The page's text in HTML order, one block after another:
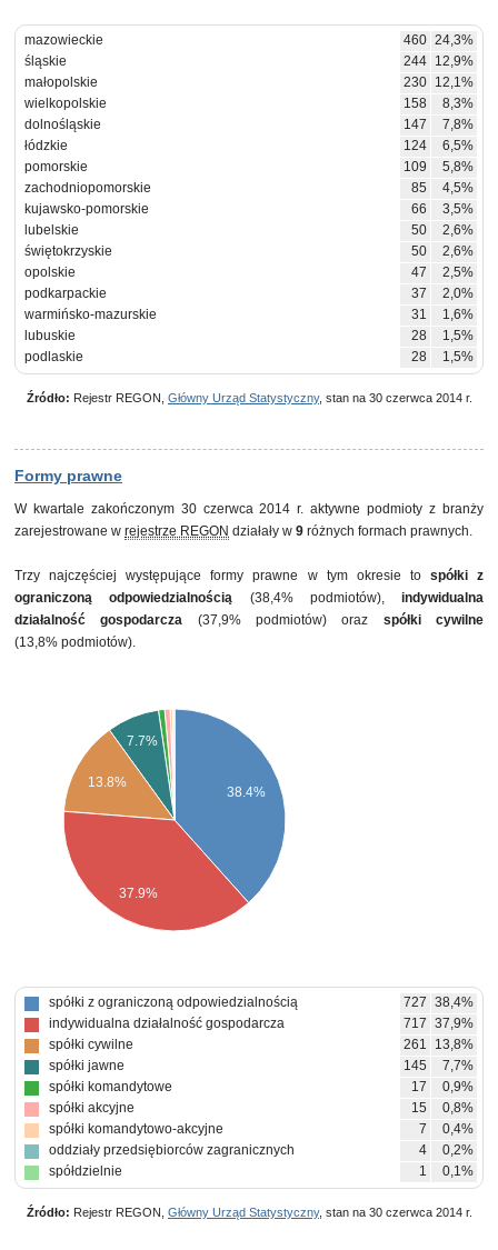
mazowieckie 460 24,3%
śląskie
244 12,9%
małopolskie
230 12,1%
wielkopolskie
158
8,3%
dolnośląskie
147
7,8%
łódzkie
124
6,5%
pomorskie
109
5,8%
zachodniopomorskie
85
4,5%
kujawsko-pomorskie
66
3,5%
lubelskie
50
2,6%
świętokrzyskie
50
2,6%
opolskie
47
2,5%
podkarpackie
37
2,0%
warmińsko-mazurskie
31
1,6%
lubuskie
28
1,5%
podlaskie
28 1,5%
Źródło: Rejestr REGON, Główny Urząd Statystyczny, stan na 30 czerwca 2014 r.
Formy prawne
W kwartale zakończonym 30 czerwca 2014 r. aktywne podmioty z branży
zarejestrowane w rejestrze REGON działały w 9 różnych formach prawnych.
Trzy najczęściej występujące formy prawne w tym okresie to spółki z
ograniczoną odpowiedzialnością (38,4% podmiotów), indywidualna
działalność gospodarcza (37,9% podmiotów) oraz spółki cywilne
(13,8% podmiotów).
38.4%
7.7%
13.8%
37.9%
spółki z ograniczoną odpowiedzialnością 727 38,4%
indywidualna działalność gospodarcza
717 37,9%
spółki cywilne
261
13,8%
spółki jawne
145
7,7%
spółki komandytowe
17
0,9%
spółki akcyjne
15
0,8%
spółki komandytowo-akcyjne
7
0,4%
oddziały przedsiębiorców zagranicznych
4
0,2%
spółdzielnie
1 0,1%
Źródło: Rejestr REGON, Główny Urząd Statystyczny, stan na 30 czerwca 2014 r.